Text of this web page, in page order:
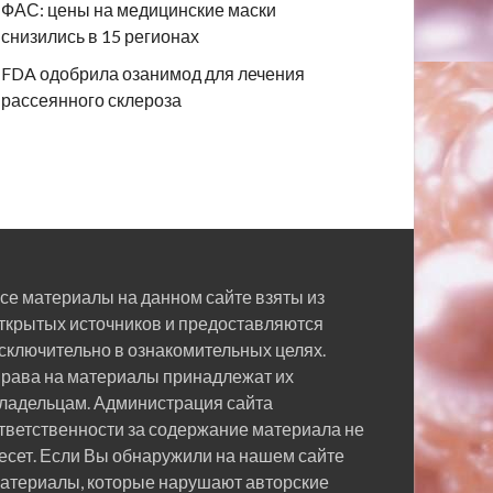
ФАС: цены на медицинские маски
снизились в 15 регионах
FDA одобрила озанимод для лечения
рассеянного склероза
материалы на данном сайте взяты из
источников и предоставляются
в ознакомительных целях.
на материалы принадлежат их
Администрация сайта
за содержание материала не
Если Вы обнаружили на нашем сайте
которые нарушают авторские